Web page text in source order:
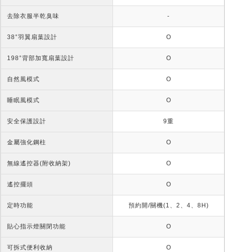
去除衣服半乾臭味 -
38°羽翼扇葉設計 O
198°背部加寬扇葉設計 O
自然風模式 O
睡眠風模式 O
安全保護設計 9重
金屬強化鋼柱 O
無線遙控器(附收納架) O
遙控擺頭 O
定時功能 預約開/關機(1、2、4、8H)
貼心指示燈關閉功能 O
可拆式便利收納 O